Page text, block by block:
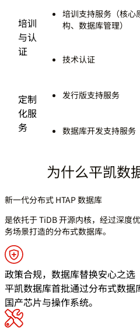
培训
与认
证
培训支持服务（核心
构、数据库管理）
技术认证
定制
化服
务
发行版支持服务
数据库开发支持服务
为什么平凯数
新一代分布式 HTAP 数据库
是依托于 TiDB 开源内核，经过深度
务场景打造的分布式数据库。
政策合规，数据库替换安心之选
平凯数据库首批通过分布式数
国产芯片与操作系统。